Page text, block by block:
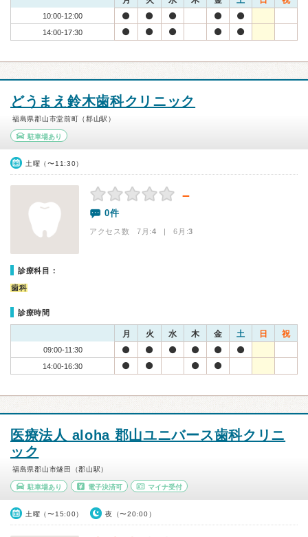
10:00-12:00
14:00-17:30
どうまえ鈴木歯科クリニック
福島県郡山市堂前町（郡山駅）
駐車場あり
土曜（〜11:30）
－
0件
アクセス数 7月:4 | 6月:3
診療科目：
歯科
診療時間
月 火 水 木 金 土 日 祝
09:00-11:30
14:00-16:30
医療法人 aloha 郡山ユニバース歯科クリニ
ック
福島県郡山市燧田（郡山駅）
駐車場あり 電子決済可 マイナ受付
土曜（〜15:00） 夜（〜20:00）